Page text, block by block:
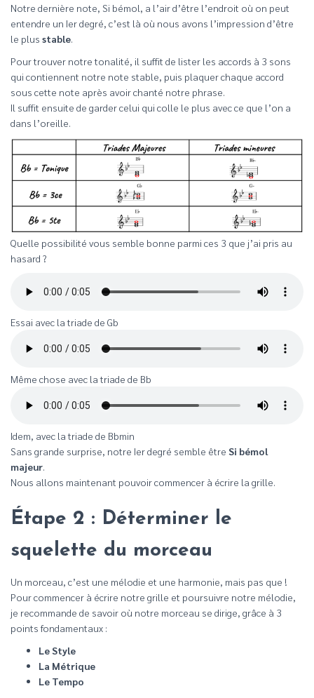
Notre dernière note, Si bémol, a l’air d’être l’endroit où on peut
entendre un Ier degré, c’est là où nous avons l’impression d’être
le plus stable.
Pour trouver notre tonalité, il suffit de lister les accords à 3 sons
qui contiennent notre note stable, puis plaquer chaque accord
sous cette note après avoir chanté notre phrase.
Il suffit ensuite de garder celui qui colle le plus avec ce que l’on a
dans l’oreille.
Quelle possibilité vous semble bonne parmi ces 3 que j’ai pris au
hasard ?
Essai avec la triade de Gb
Même chose avec la triade de Bb
Idem, avec la triade de Bbmin
Sans grande surprise, notre Ier degré semble être Si bémol
majeur
Nous allons maintenant pouvoir commencer à écrire la grille.
Étape 2 : Déterminer le
squelette du morceau
Un morceau, c’est une mélodie et une harmonie, mais pas que !
Pour commencer à écrire notre grille et poursuivre notre mélodie,
je recommande de savoir où notre morceau se dirige, grâce à 3
points fondamentaux :
Le Style
La Métrique
Le Tempo